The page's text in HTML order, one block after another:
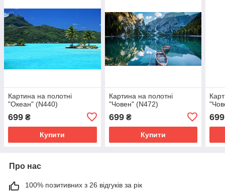
Картина на полотні
"Океан" (N440)
699 ₴
Купити
Картина на полотні
"Човен" (N472)
699₴
Купити
699
Про нас
100% позитивних з 26 відгуків за рік